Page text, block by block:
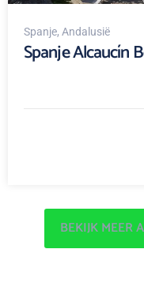
Spanje, Andalusië
Spanje Alcaucín
BEKIJK MEER